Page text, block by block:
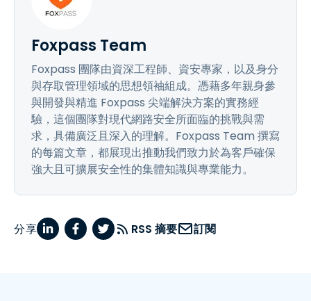
Foxpass Team
Foxpass 團隊由資深工程師、資安專家，以及身分
與存取管理領域的思想領袖組成。憑藉多年親身參
與開發與精進 Foxpass 尖端解決方案的實務經
驗，這個團隊對現代網路安全所面臨的挑戰與需
求，具備廣泛且深入的理解。Foxpass Team 撰寫
的每篇文章，都展現出推動我們致力於為客戶確保
強大且可擴展安全性的集體知識與專業能力。
分享 RSS 摘要 訂閱